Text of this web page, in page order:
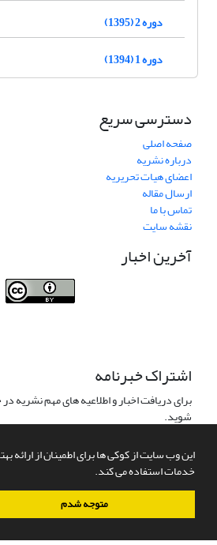
این وب سایت از کوکی ها برای اطمینان از ارائه
خدمات استفاده می کند.
متوجه شدم
دوره 2 (1395)
دوره 1 (1394)
دسترسی سریع
صفحه اصلی
درباره نشریه
اعضای هیات تحریریه
ارسال مقاله
تماس با ما
نقشه سایت
آخرین اخبار
اشتراک خبرنامه
برای دریافت اخبار و اطلاعیه های مهم نشریه
شوید.
سامانه مدیریت نشریات علمی.طراحی و پیاده